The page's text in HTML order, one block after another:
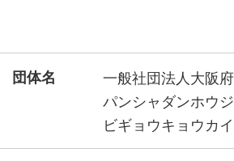
団体名
一般社団法人大阪
パンシャダンホウ
ビギョウキョウカイ